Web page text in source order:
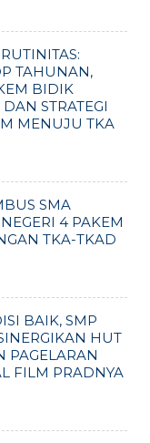
TAHUNAN,
BIDIK
STRATEGI
MENUJU TKA
SMA
4 PAKEM
TKA-TKAD
BAIK, SMP
HUT
PAGELARAN
FILM PRADNYA